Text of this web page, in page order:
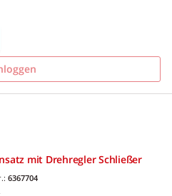
mit Drehregler Schließer
6367704